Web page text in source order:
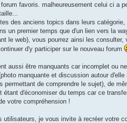
favoris. malheureusement celui ci a
des anciens topics dans leurs catégorie,
un premier temps que d'un lien vers la
le web), vous pourrez ainsi les consulter,
d'y participer sur le nouveau forum
aussi être manquants car incomplet ou ne
manquante et discussion autour d'elle
permettant de comprendre le sujet), de
étant d'économiser du temps car ce
votre compréhension !
utilisateurs, je vous invite à recréer votre